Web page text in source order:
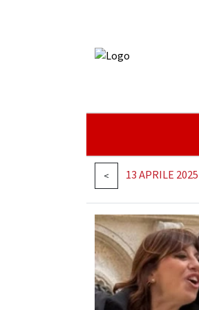
< 13 APRILE 2025